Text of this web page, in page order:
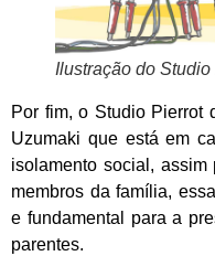
Ilustração do
Por fim, o Studio Pierrot
Uzumaki que está em
isolamento social,
membros da família,
e fundamental para a
parentes.